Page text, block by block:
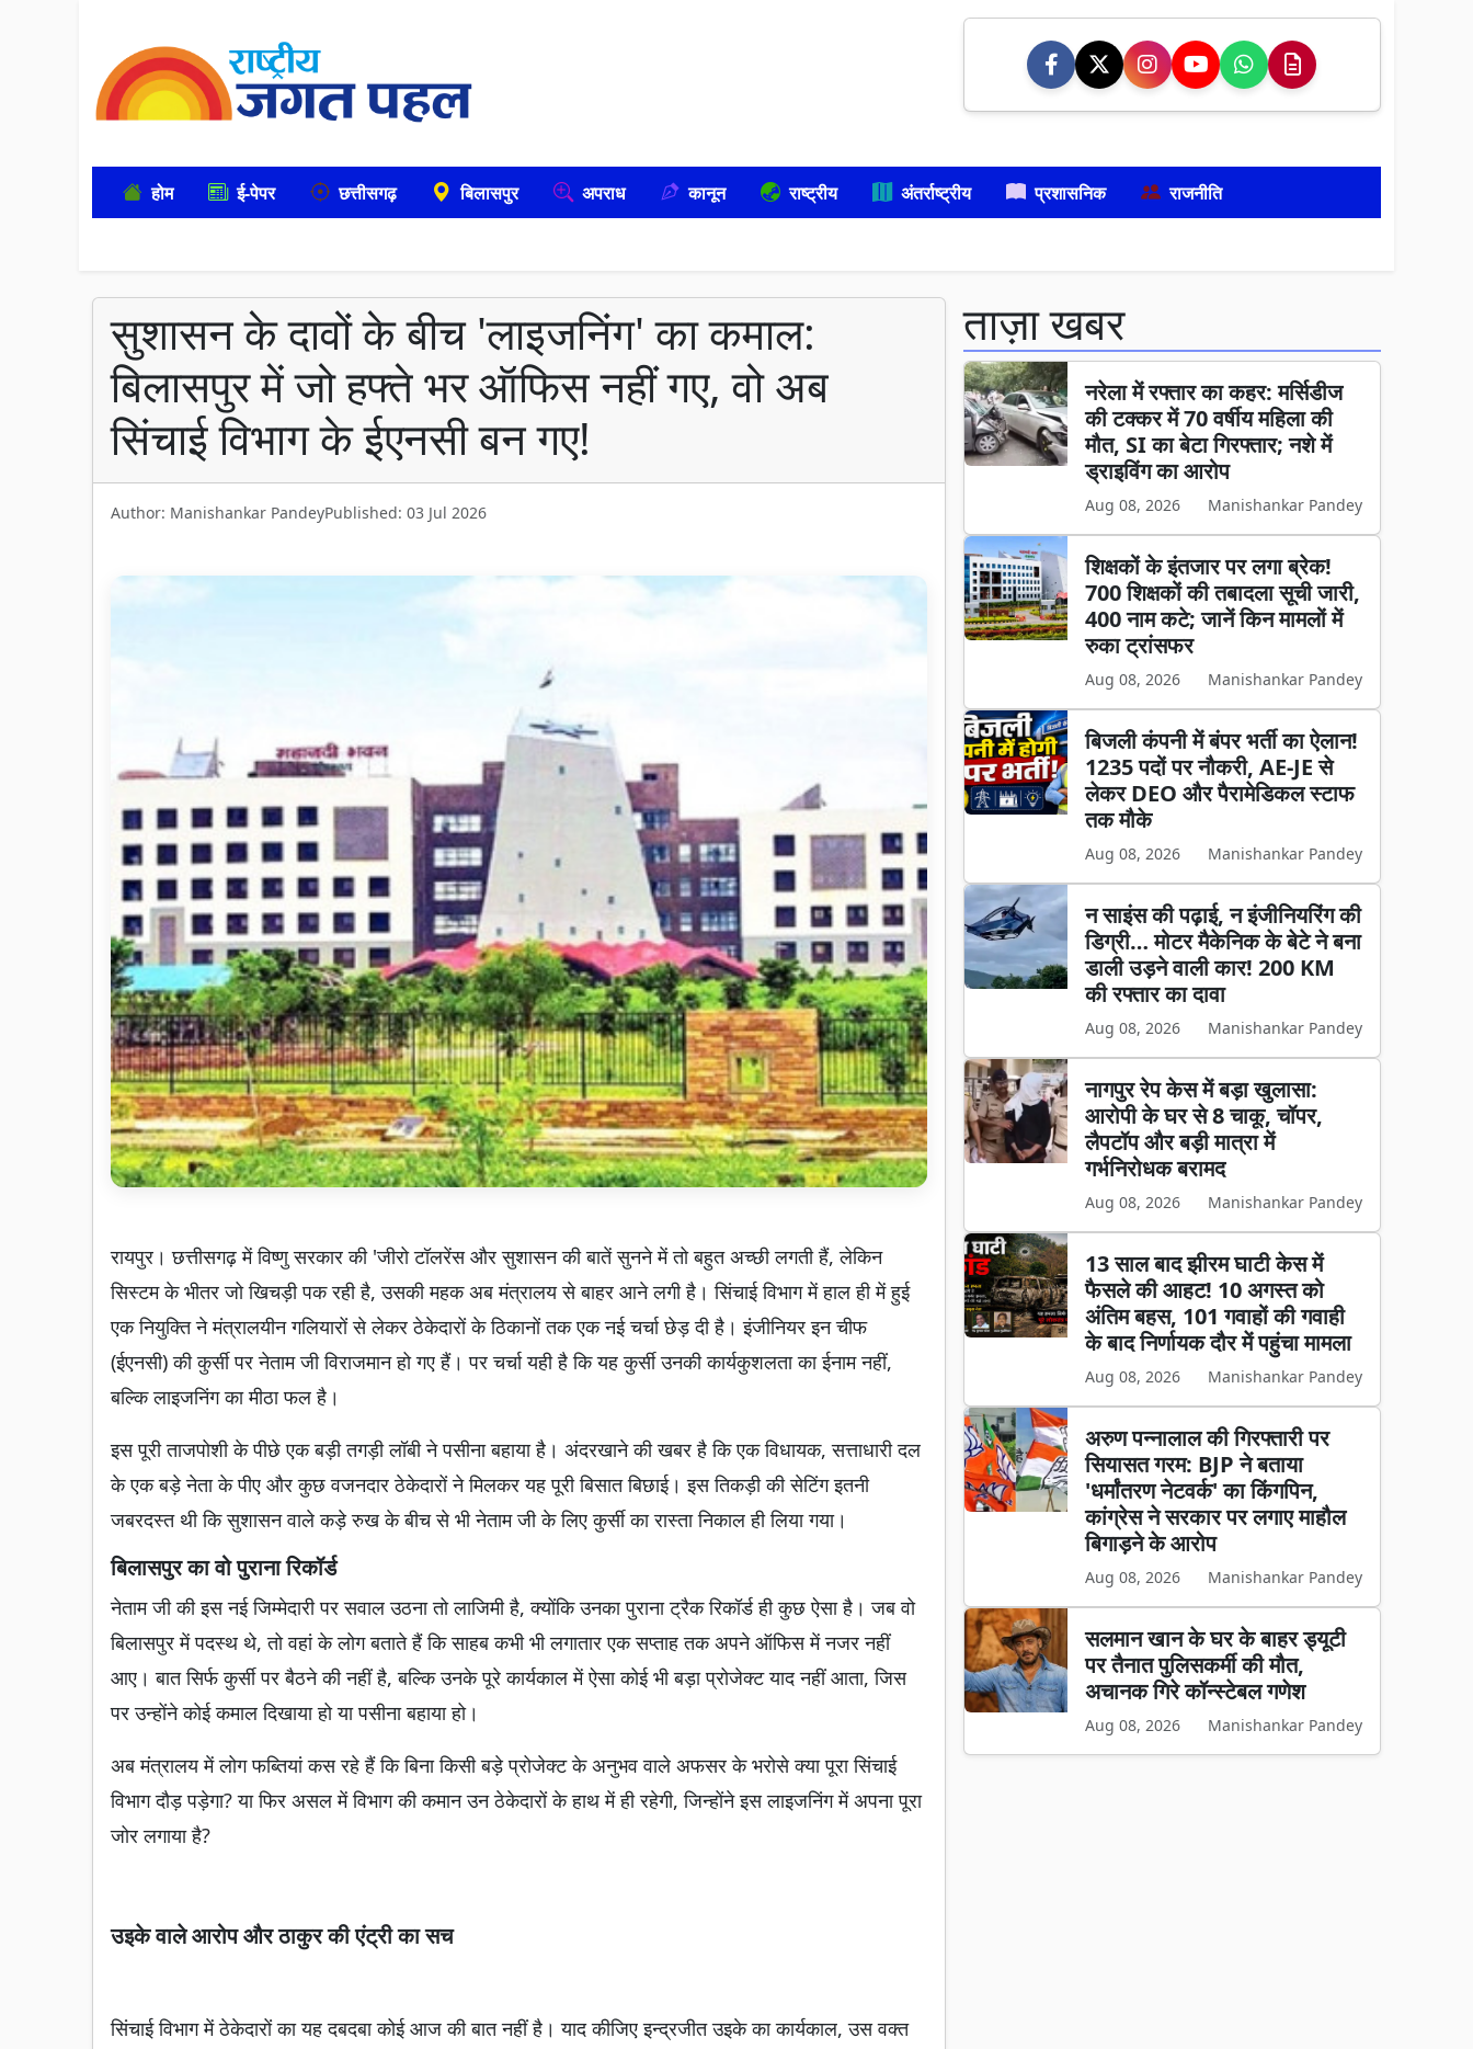
होम ई-पेपर छत्तीसगढ़ बिलासपुर अपराध कानून राष्ट्रीय अंतर्राष्ट्रीय प्रशासनिक राजनीति
सुशासन के दावों के बीच 'लाइजनिंग' का कमाल:
बिलासपुर में जो हफ्ते भर ऑफिस नहीं गए, वो अब
सिंचाई विभाग के ईएनसी बन गए!
Author: Manishankar PandeyPublished: 03 Jul 2026
रायपुर। छत्तीसगढ़ में विष्णु सरकार की 'जीरो टॉलरेंस और सुशासन की बातें सुनने में तो बहुत अच्छी लगती हैं, लेकिन
सिस्टम के भीतर जो खिचड़ी पक रही है, उसकी महक अब मंत्रालय से बाहर आने लगी है। सिंचाई विभाग में हाल ही में हुई
एक नियुक्ति ने मंत्रालयीन गलियारों से लेकर ठेकेदारों के ठिकानों तक एक नई चर्चा छेड़ दी है। इंजीनियर इन चीफ
(ईएनसी) की कुर्सी पर नेताम जी विराजमान हो गए हैं। पर चर्चा यही है कि यह कुर्सी उनकी कार्यकुशलता का ईनाम नहीं,
बल्कि लाइजनिंग का मीठा फल है।
इस पूरी ताजपोशी के पीछे एक बड़ी तगड़ी लॉबी ने पसीना बहाया है। अंदरखाने की खबर है कि एक विधायक, सत्ताधारी दल
के एक बड़े नेता के पीए और कुछ वजनदार ठेकेदारों ने मिलकर यह पूरी बिसात बिछाई। इस तिकड़ी की सेटिंग इतनी
जबरदस्त थी कि सुशासन वाले कड़े रुख के बीच से भी नेताम जी के लिए कुर्सी का रास्ता निकाल ही लिया गया।
बिलासपुर का वो पुराना रिकॉर्ड
नेताम जी की इस नई जिम्मेदारी पर सवाल उठना तो लाजिमी है, क्योंकि उनका पुराना ट्रैक रिकॉर्ड ही कुछ ऐसा है। जब वो
बिलासपुर में पदस्थ थे, तो वहां के लोग बताते हैं कि साहब कभी भी लगातार एक सप्ताह तक अपने ऑफिस में नजर नहीं
आए। बात सिर्फ कुर्सी पर बैठने की नहीं है, बल्कि उनके पूरे कार्यकाल में ऐसा कोई भी बड़ा प्रोजेक्ट याद नहीं आता, जिस
पर उन्होंने कोई कमाल दिखाया हो या पसीना बहाया हो।
अब मंत्रालय में लोग फब्तियां कस रहे हैं कि बिना किसी बड़े प्रोजेक्ट के अनुभव वाले अफसर के भरोसे क्या पूरा सिंचाई
विभाग दौड़ पड़ेगा? या फिर असल में विभाग की कमान उन ठेकेदारों के हाथ में ही रहेगी, जिन्होंने इस लाइजनिंग में अपना पूरा
जोर लगाया है?
उइके वाले आरोप और ठाकुर की एंट्री का सच
सिंचाई विभाग में ठेकेदारों का यह दबदबा कोई आज की बात नहीं है। याद कीजिए इन्द्रजीत उइके का कार्यकाल, उस वक्त
ताज़ा खबर
नरेला में रफ्तार का कहर: मर्सिडीज
की टक्कर में 70 वर्षीय महिला की
मौत, SI का बेटा गिरफ्तार; नशे में
ड्राइविंग का आरोप
Aug 08, 2026 Manishankar Pandey
शिक्षकों के इंतजार पर लगा ब्रेक!
700 शिक्षकों की तबादला सूची जारी,
400 नाम कटे; जानें किन मामलों में
रुका ट्रांसफर
Aug 08, 2026 Manishankar Pandey
बिजली कंपनी में बंपर भर्ती का ऐलान!
1235 पदों पर नौकरी, AE-JE से
लेकर DEO और पैरामेडिकल स्टाफ
तक मौके
Aug 08, 2026 Manishankar Pandey
न साइंस की पढ़ाई, न इंजीनियरिंग की
डिग्री… मोटर मैकेनिक के बेटे ने बना
डाली उड़ने वाली कार! 200 KM
की रफ्तार का दावा
Aug 08, 2026 Manishankar Pandey
नागपुर रेप केस में बड़ा खुलासा:
आरोपी के घर से 8 चाकू, चॉपर,
लैपटॉप और बड़ी मात्रा में
गर्भनिरोधक बरामद
Aug 08, 2026 Manishankar Pandey
13 साल बाद झीरम घाटी केस में
फैसले की आहट! 10 अगस्त को
अंतिम बहस, 101 गवाहों की गवाही
के बाद निर्णायक दौर में पहुंचा मामला
Aug 08, 2026 Manishankar Pandey
अरुण पन्नालाल की गिरफ्तारी पर
सियासत गरम: BJP ने बताया
'धर्मांतरण नेटवर्क' का किंगपिन,
कांग्रेस ने सरकार पर लगाए माहौल
बिगाड़ने के आरोप
Aug 08, 2026 Manishankar Pandey
सलमान खान के घर के बाहर ड्यूटी
पर तैनात पुलिसकर्मी की मौत,
अचानक गिरे कॉन्स्टेबल गणेश
Aug 08, 2026 Manishankar Pandey